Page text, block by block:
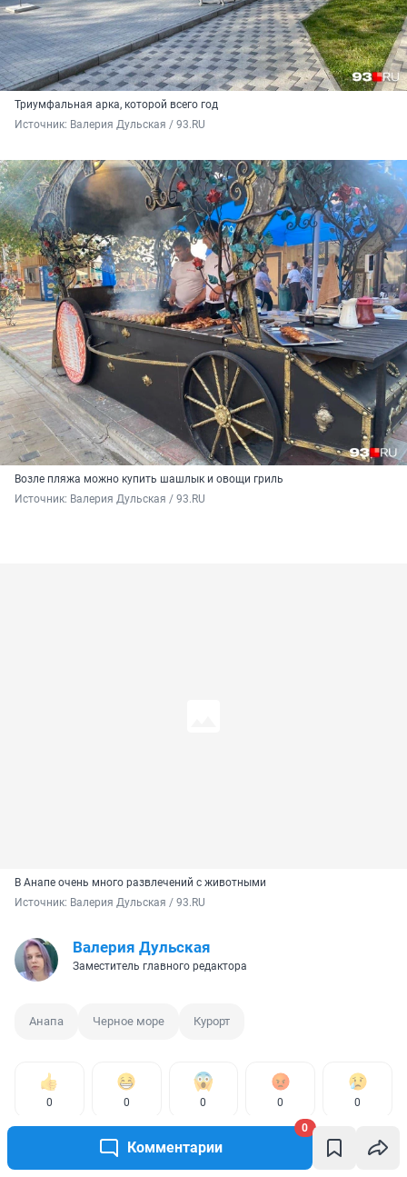
Комментарии
0
Триумфальная арка, которой всего год
Источник: Валерия Дульская / 93.RU
Возле пляжа можно купить шашлык и овощи гриль
Источник: Валерия Дульская / 93.RU
В Анапе очень много развлечений с животными
Источник: Валерия Дульская / 93.RU
Валерия Дульская
Заместитель главного редактора
Анапа Черное море Курорт
0 0 0 0 0